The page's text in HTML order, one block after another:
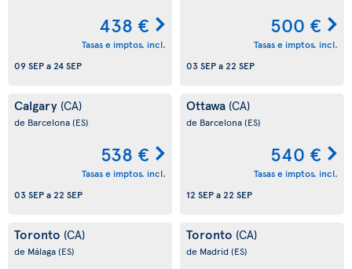
438 €
Tasas e imptos. incl.
09 SEPa24 SEP
500 €
Tasas e imptos. incl.
03 SEPa22 SEP
Calgary (CA)
de Barcelona(ES)
538 €
Tasas e imptos. incl.
03 SEPa22 SEP
Ottawa (CA)
de Barcelona(ES)
540 €
Tasas e imptos. incl.
12 SEPa22 SEP
Toronto (CA)
de Málaga(ES)
Toronto (CA)
de Madrid(ES)